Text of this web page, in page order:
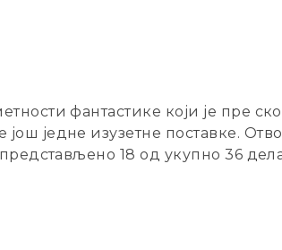
фантастике који је пре
једне изузетне поставке.
18 од укупно 36